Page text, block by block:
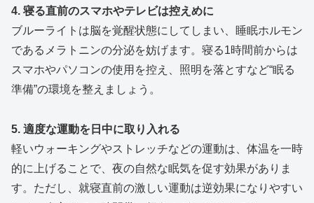
4. 寝る直前のスマホやテレビは控えめに
ブルーライトは脳を覚醒状態にしてしまい、睡眠ホルモン
であるメラトニンの分泌を妨げます。寝る1時間前からは
スマホやパソコンの使用を控え、照明を落とすなど“眠る
準備”の環境を整えましょう。
5. 適度な運動を日中に取り入れる
軽いウォーキングやストレッチなどの運動は、体温を一時
的に上げることで、夜の自然な眠気を促す効果がありま
す。ただし、就寝直前の激しい運動は逆効果になりやすい